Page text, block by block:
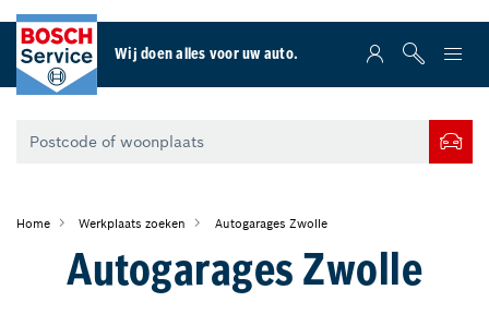
Wij doen alles voor uw auto.
Home Werkplaats zoeken Autogarages Zwolle
Autogarages Zwolle